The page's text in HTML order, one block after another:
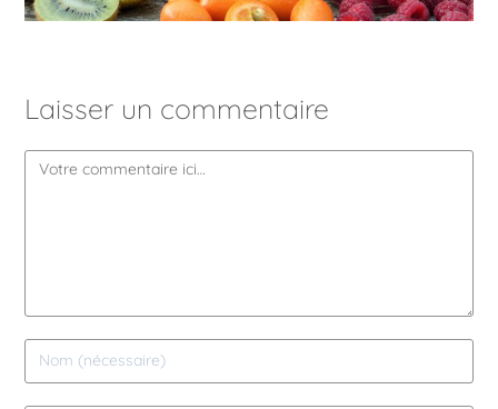
Laisser un commentaire